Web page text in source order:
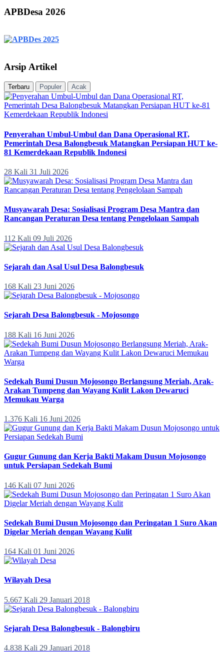
APBDesa 2026
Arsip Artikel
Terbaru Populer Acak
Penyerahan Umbul-Umbul dan Dana Operasional RT,
Pemerintah Desa Balongbesuk Matangkan Persiapan HUT ke-
81 Kemerdekaan Republik Indonesi
28 Kali 31 Juli 2026
Musyawarah Desa: Sosialisasi Program Desa Mantra dan
Rancangan Peraturan Desa tentang Pengelolaan Sampah
112 Kali 09 Juli 2026
Sejarah dan Asal Usul Desa Balongbesuk
168 Kali 23 Juni 2026
Sejarah Desa Balongbesuk - Mojosongo
188 Kali 16 Juni 2026
Sedekah Bumi Dusun Mojosongo Berlangsung Meriah, Arak-
Arakan Tumpeng dan Wayang Kulit Lakon Dewaruci
Memukau Warga
1.376 Kali 16 Juni 2026
Gugur Gunung dan Kerja Bakti Makam Dusun Mojosongo
untuk Persiapan Sedekah Bumi
146 Kali 07 Juni 2026
Sedekah Bumi Dusun Mojosongo dan Peringatan 1 Suro Akan
Digelar Meriah dengan Wayang Kulit
164 Kali 01 Juni 2026
Wilayah Desa
5.667 Kali 29 Januari 2018
Sejarah Desa Balongbesuk - Balongbiru
4.838 Kali 29 Januari 2018